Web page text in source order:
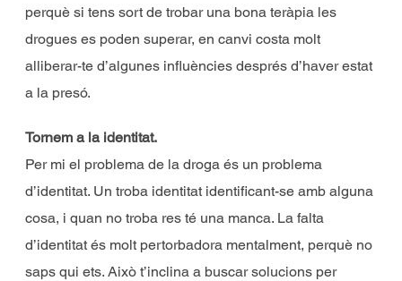
perquè si tens sort de trobar una bona teràpia les
drogues es poden superar, en canvi costa molt
alliberar-te d’algunes influències després d’haver estat
a la presó.
Tornem a la identitat.
Per mi el problema de la droga és un problema
d’identitat. Un troba identitat identificant-se amb alguna
cosa, i quan no troba res té una manca. La falta
d’identitat és molt pertorbadora mentalment, perquè no
saps qui ets. Això t’inclina a buscar solucions per